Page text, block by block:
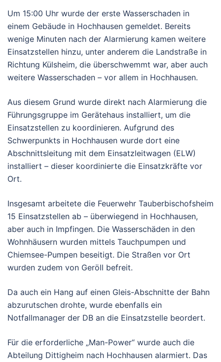
Um 15:00 Uhr wurde der erste Wasserschaden in
einem Gebäude in Hochhausen gemeldet. Bereits
wenige Minuten nach der Alarmierung kamen weitere
Einsatzstellen hinzu, unter anderem die Landstraße in
Richtung Külsheim, die überschwemmt war, aber auch
weitere Wasserschaden – vor allem in Hochhausen.
Aus diesem Grund wurde direkt nach Alarmierung die
Führungsgruppe im Gerätehaus installiert, um die
Einsatzstellen zu koordinieren. Aufgrund des
Schwerpunkts in Hochhausen wurde dort eine
Abschnittsleitung mit dem Einsatzleitwagen (ELW)
installiert – dieser koordinierte die Einsatzkräfte vor
Ort.
Insgesamt arbeitete die Feuerwehr Tauberbischofsheim
15 Einsatzstellen ab – überwiegend in Hochhausen,
aber auch in Impfingen. Die Wasserschäden in den
Wohnhäusern wurden mittels Tauchpumpen und
Chiemsee-Pumpen beseitigt. Die Straßen vor Ort
wurden zudem von Geröll befreit.
Da auch ein Hang auf einen Gleis-Abschnitte der Bahn
abzurutschen drohte, wurde ebenfalls ein
Notfallmanager der DB an die Einsatzstelle beordert.
Für die erforderliche „Man-Power“ wurde auch die
Abteilung Dittigheim nach Hochhausen alarmiert. Das